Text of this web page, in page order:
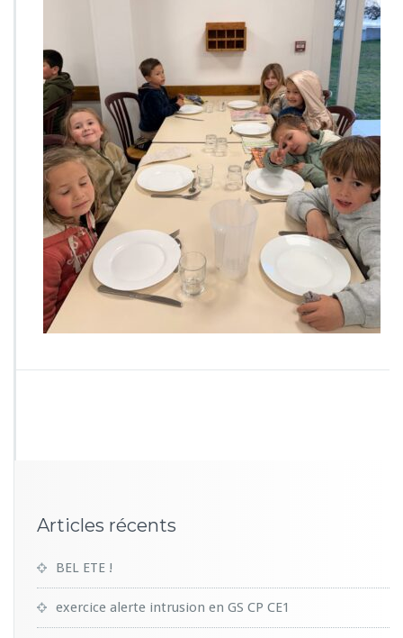
3
1
6
-
W
A
0
1
4
9
Articles récents
BEL ETE !
exercice alerte intrusion en GS CP CE1